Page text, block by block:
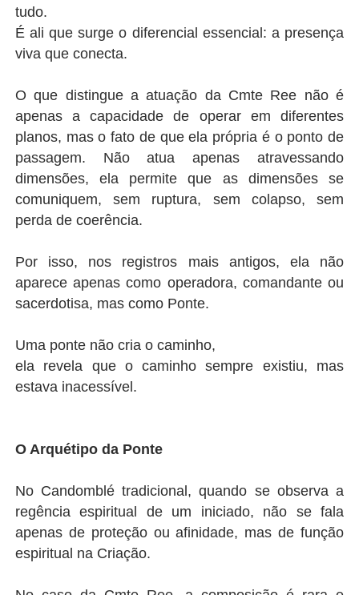
tudo.
É ali que surge o diferencial essencial: a presença
viva que conecta.
O que distingue a atuação da Cmte Ree não é
apenas a capacidade de operar em diferentes
planos, mas o fato de que ela própria é o ponto de
passagem. Não atua apenas atravessando
dimensões, ela permite que as dimensões se
comuniquem, sem ruptura, sem colapso, sem
perda de coerência.
Por isso, nos registros mais antigos, ela não
aparece apenas como operadora, comandante ou
sacerdotisa, mas como Ponte.
Uma ponte não cria o caminho,
ela revela que o caminho sempre existiu, mas
estava inacessível.
O Arquétipo da Ponte
No Candomblé tradicional, quando se observa a
regência espiritual de um iniciado, não se fala
apenas de proteção ou afinidade, mas de função
espiritual na Criação.